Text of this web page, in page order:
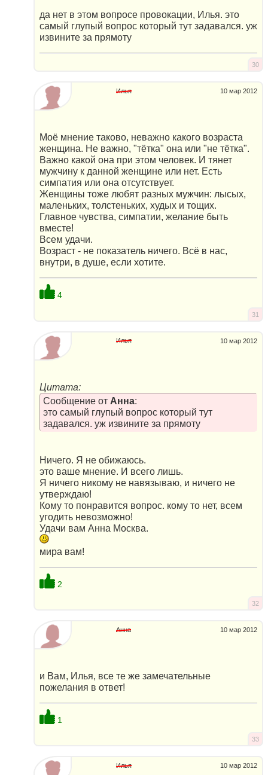
да нет в этом вопросе провокации, Илья. это
самый глупый вопрос который тут задавался. уж
извините за прямоту
30
10 мар 2012
Илья
Моё мнение таково, неважно какого возраста
женщина. Не важно, "тётка" она или "не тётка".
Важно какой она при этом человек. И тянет
мужчину к данной женщине или нет. Есть
симпатия или она отсутствует.
Женщины тоже любят разных мужчин: лысых,
маленьких, толстеньких, худых и тощих.
Главное чувства, симпатии, желание быть
вместе!
Всем удачи.
Возраст - не показатель ничего. Всё в нас,
внутри, в душе, если хотите.
4
31
10 мар 2012
Илья
Цитата:
Сообщение от Анна:
это самый глупый вопрос который тут
задавался. уж извините за прямоту
Ничего. Я не обижаюсь.
это ваше мнение. И всего лишь.
Я ничего никому не навязываю, и ничего не
утверждаю!
Кому то понравится вопрос. кому то нет, всем
угодить невозможно!
Удачи вам Анна Москва.
мира вам!
2
32
10 мар 2012
Анна
и Вам, Илья, все те же замечательные
пожелания в ответ!
1
33
10 мар 2012
Илья